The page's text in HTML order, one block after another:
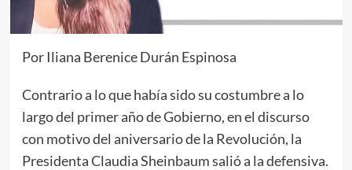
Por Iliana Berenice Durán Espinosa
Contrario a lo que había sido su costumbre a lo
largo del primer año de Gobierno, en el discurso
con motivo del aniversario de la Revolución, la
Presidenta Claudia Sheinbaum salió a la defensiva.